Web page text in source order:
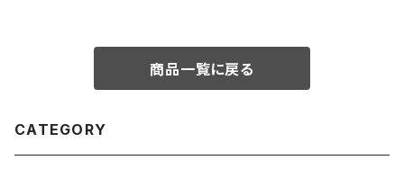
商品一覧に戻る
CATEGORY